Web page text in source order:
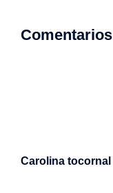
Comentarios
Carolina tocornal